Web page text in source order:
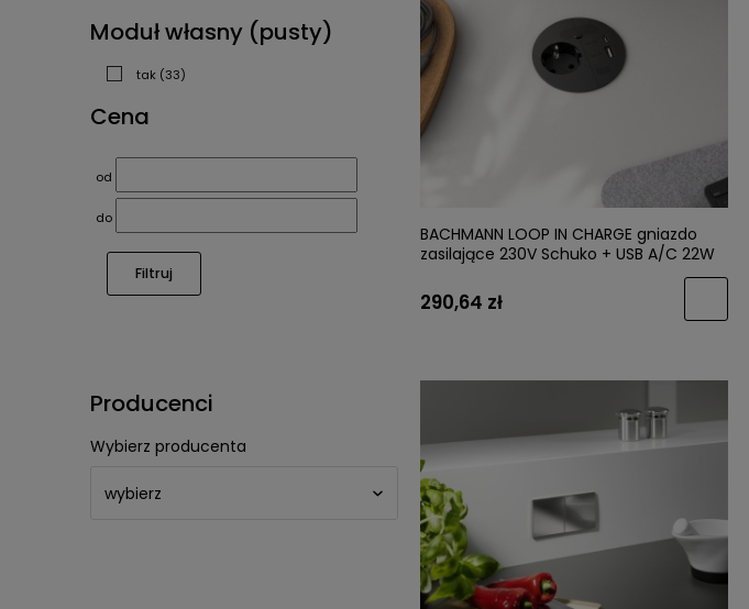
Moduł własny (pusty)
tak (33)
Cena
od
do
Filtruj
Producenci
Wybierz producenta
BACHMANN LOOP IN CHARGE gniazdo
zasilające 230V Schuko + USB A/C 22W
290,64 zł